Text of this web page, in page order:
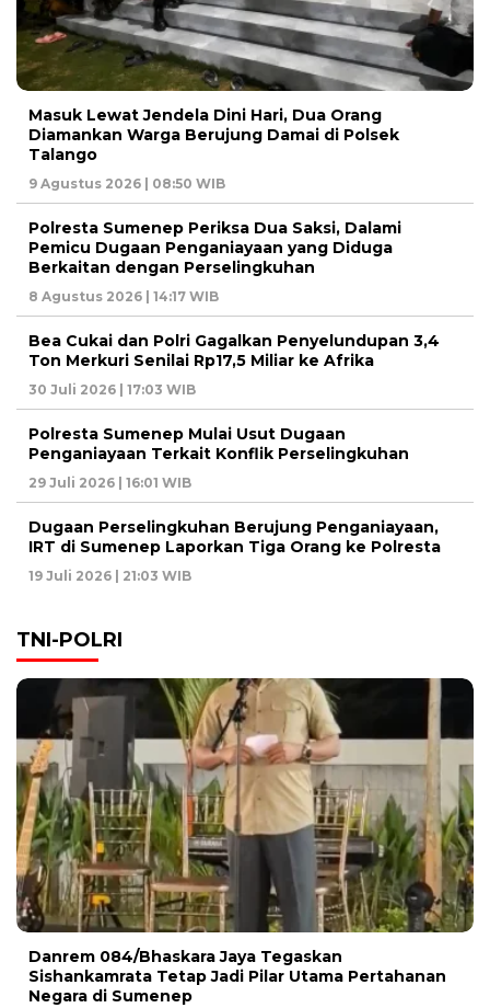
Masuk Lewat Jendela Dini Hari, Dua Orang
Diamankan Warga Berujung Damai di Polsek
Talango
9 Agustus 2026 | 08:50 WIB
Polresta Sumenep Periksa Dua Saksi, Dalami
Pemicu Dugaan Penganiayaan yang Diduga
Berkaitan dengan Perselingkuhan
8 Agustus 2026 | 14:17 WIB
Bea Cukai dan Polri Gagalkan Penyelundupan 3,4
Ton Merkuri Senilai Rp17,5 Miliar ke Afrika
30 Juli 2026 | 17:03 WIB
Polresta Sumenep Mulai Usut Dugaan
Penganiayaan Terkait Konflik Perselingkuhan
29 Juli 2026 | 16:01 WIB
Dugaan Perselingkuhan Berujung Penganiayaan,
IRT di Sumenep Laporkan Tiga Orang ke Polresta
19 Juli 2026 | 21:03 WIB
TNI-POLRI
Danrem 084/Bhaskara Jaya Tegaskan
Sishankamrata Tetap Jadi Pilar Utama Pertahanan
Negara di Sumenep